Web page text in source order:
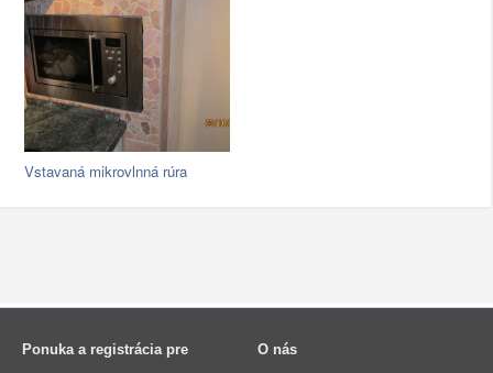
Vstavaná mikrovlnná rúra
Ponuka a registrácia pre O nás